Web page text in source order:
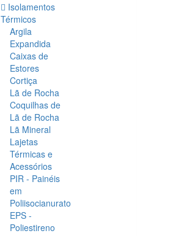
Isolamentos
Térmicos
Argila
Expandida
Caixas de
Estores
Cortiça
Lã de Rocha
Coquilhas de
Lã de Rocha
Lã Mineral
Lajetas
Térmicas e
Acessórios
PIR - Painéis
em
Poliisocianurato
EPS -
Poliestireno